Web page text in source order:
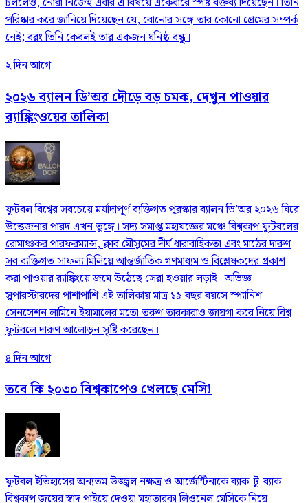
পরিষ্কার করে জানিয়ে দিয়েছেন যে, বোনোর সঙ্গে তার কোনো প্রেমের সম্পর্ক
নেই; বরং তিনি কেবলই তার একজন ঘনিষ্ঠ বন্ধু।
২ দিন আগে
২০২৬ ব্যালন ডি’অর দৌড়ে বড় চমক, দেখুন পাওয়ার
র‍্যাঙ্কিংওয়ের তালিকা
ফুটবল বিশ্বের সবচেয়ে মর্যাদাপূর্ণ ব্যক্তিগত পুরস্কার ব্যালন ডি’অর ২০২৬ ঘিরে
উত্তেজনার পারদ এখন তুঙ্গে। সদ্য সমাপ্ত মহাযজ্ঞের মঞ্চে বিশ্বকাপ ফুটবলের
রোমাঞ্চকর পারফরম্যান্স, ক্লাব মৌসুমের দীর্ঘ ধারাবাহিকতা এবং মাঠের দারুণ
সব ব্যক্তিগত সাফল্য মিলিয়ে আন্তর্জাতিক গণমাধ্যম ও বিশ্লেষকদের প্রকাশ
করা পাওয়ার র‍্যাঙ্কিংয়ে জমে উঠেছে সেরা হওয়ার লড়াই। অভিজ্ঞ
সুপারস্টারদের পাশাপাশি এই তালিকায় মাত্র ১৯ বছর বয়সে স্প্যানিশ
সেনসেশন লামিনে ইয়ামালের মতো তরুণ তারকারাও জায়গা করে নিয়ে বিশ্ব
ফুটবলে দারুণ আলোড়ন সৃষ্টি করেছেন।
৪ দিন আগে
তবে কি ২০৩০ বিশ্বকাপেও খেলছে মেসি!
ফুটবল ইতিহাসের অন্যতম উজ্জ্বল নক্ষত্র ও আর্জেন্টিনাকে ব্যাক-টু-ব্যাক
বিশ্বকাপ জয়ের স্বাদ পাইয়ে দেওয়া মহাতারকা লিওনেল মেসিকে নিয়ে